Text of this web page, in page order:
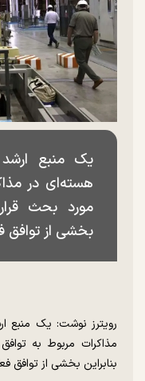
یک منبع
هسته‌ای در
مورد بحث
بخشی از
رویترز نوشت: یک منبع
مذاکرات مربوط به
بنابراین بخشی از توافق